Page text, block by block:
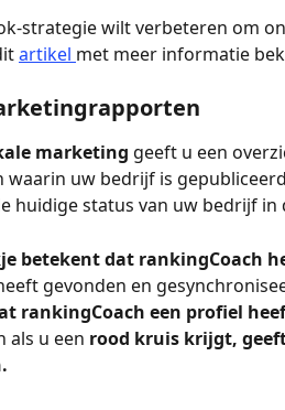
strategie wilt verbeteren om
artikel met meer informatie
marketing geeft u een
waarin uw bedrijf is
huidige status van uw bedrijf in
betekent dat rankingCoach
gevonden en
rankingCoach een profiel
als u een rood kruis krijgt,